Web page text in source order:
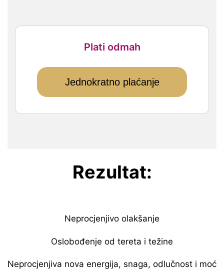
Plati odmah
Jednokratno plaćanje
Rezultat:
Neprocjenjivo olakšanje
Oslobođenje od tereta i težine
Neprocjenjiva nova energija, snaga, odlučnost i moć